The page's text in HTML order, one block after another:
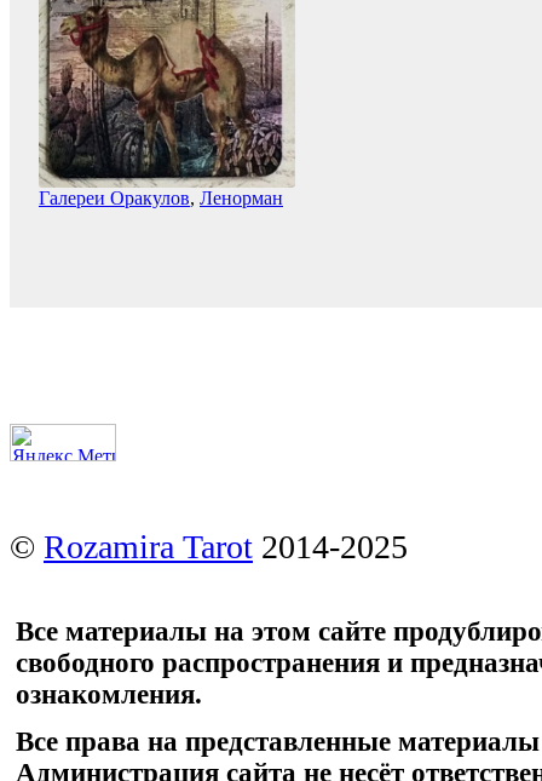
Галереи Оракулов, Ленорман
© Rozamira Tarot 2014-2025
Все материалы на этом сайте
свободного распространения и
ознакомления.
Все права на представленные
Администрация сайта не несёт